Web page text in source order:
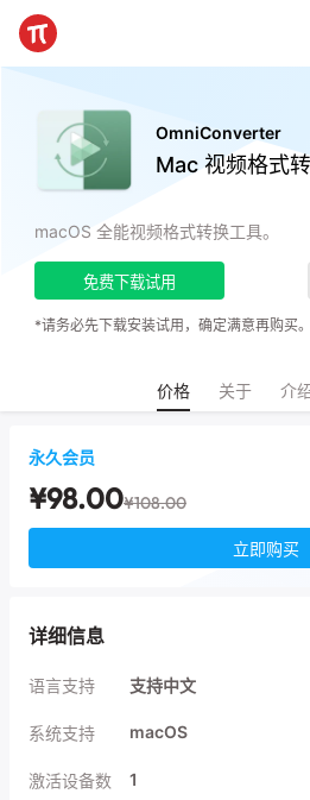
OmniConverter
Mac 视频格式
macOS 全能视频格式转换工具。
免费下载试用
*请务必先下载安装试用，确定满意再购买。
价格 关于 介
永久会员
¥98.00¥108.00
立即购买
详细信息
语言支持 支持中文
系统支持 macOS
激活设备数 1